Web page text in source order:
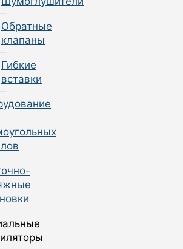
Обратные
клапаны
Гибкие
вставки